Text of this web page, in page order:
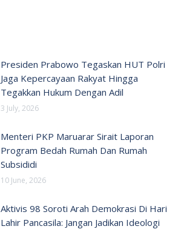
Presiden Prabowo Tegaskan HUT Polri
Jaga Kepercayaan Rakyat Hingga
Tegakkan Hukum Dengan Adil
3 July, 2026
Menteri PKP Maruarar Sirait Laporan
Program Bedah Rumah Dan Rumah
Subsididi
10 June, 2026
Aktivis 98 Soroti Arah Demokrasi Di Hari
Lahir Pancasila: Jangan Jadikan Ideologi